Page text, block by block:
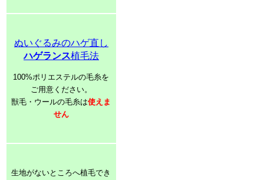
ぬいぐるみのハゲ直し
ハゲランス植毛法
100%ポリエステルの毛糸を
ご用意ください。
獣毛・ウールの毛糸は使えま
せん
生地がないところへ植毛でき